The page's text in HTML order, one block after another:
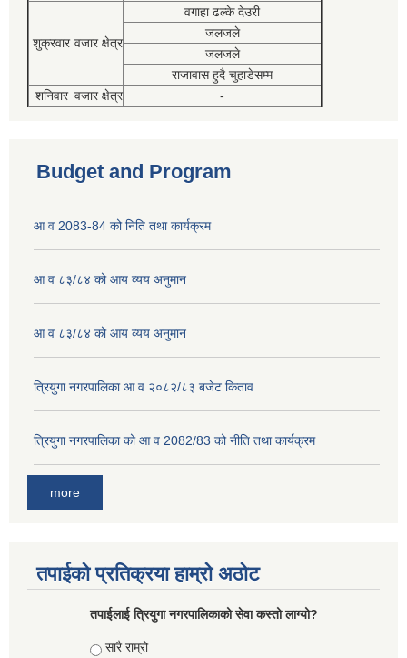
शुक्रवार वजार क्षेत्र
वगाहा ढल्के देउरी
जलजले
जलजले
राजावास हुदै चुहाडेसम्म
शनिवार वजार क्षेत्र -
Budget and Program
आ व 2083-84 को निति तथा कार्यक्रम
आ व ८३/८४ को आय व्यय अनुमान
आ व ८३/८४ को आय व्यय अनुमान
त्रियुगा नगरपालिका आ व २०८२/८३ बजेट किताव
त्रियुगा नगरपालिका को आ व 2082/83 को नीति तथा कार्यक्रम
more
तपाईको प्रतिक्रया हाम्रो अठोट
तपाईलाई त्रियुगा नगरपालिकाको सेवा कस्तो लाग्यो?
Choices
सारै राम्रो